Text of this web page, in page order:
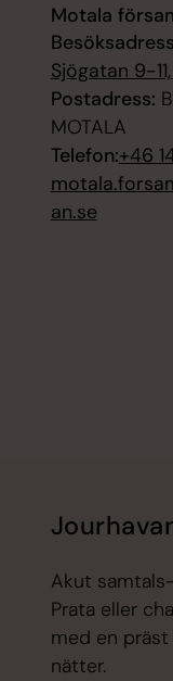
Motala
Sjögatan 9-
Postadress:
MOTALA
Telefon:+46
an.se
Akut
Prata eller
med en präst
nätter.